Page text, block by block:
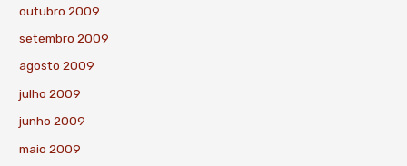
outubro 2009
setembro 2009
agosto 2009
julho 2009
junho 2009
maio 2009